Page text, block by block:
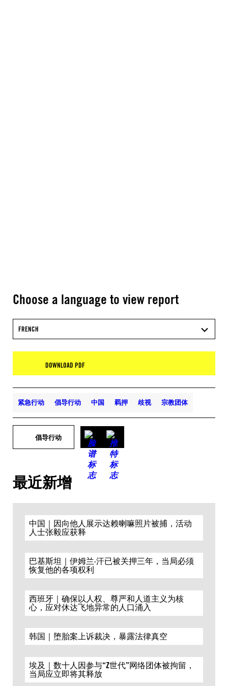
Choose a language to view report
FRENCH
DOWNLOAD PDF
紧急行动 倡导行动 中国 羁押 歧视 宗教团体
倡导行动
最近新增
中国｜因向他人展示达赖喇嘛照片被捕，活动
人士张毅应获释
巴基斯坦｜伊姆兰·汗已被关押三年，当局必须
恢复他的各项权利
西班牙｜确保以人权、尊严和人道主义为核
心，应对休达飞地异常的人口涌入
韩国｜堕胎案上诉裁决，暴露法律真空
埃及｜数十人因参与“Z世代”网络团体被拘留，
当局应立即将其释放